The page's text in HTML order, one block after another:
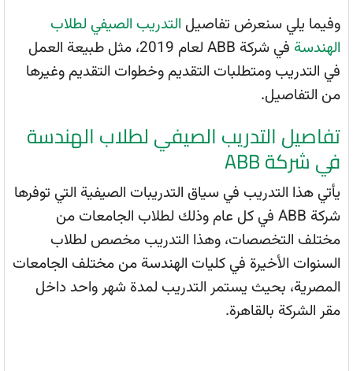
وفيما يلي سنعرض تفاصيل التدريب الصيفي لطلاب
الهندسة
في شركة ABB لعام 2019، مثل طبيعة العمل
في التدريب ومتطلبات التقديم وخطوات التقديم وغيرها
من التفاصيل.
تفاصيل التدريب الصيفي لطلاب الهندسة
في شركة ABB
يأتي هذا التدريب في سياق التدريبات الصيفية التي توفرها
شركة ABB في كل عام وذلك لطلاب الجامعات من
مختلف التخصصات، وهذا التدريب مخصص لطلاب
السنوات الأخيرة في كليات الهندسة من مختلف الجامعات
المصرية، بحيث يستمر التدريب لمدة شهر واحد داخل
مقر الشركة بالقاهرة.